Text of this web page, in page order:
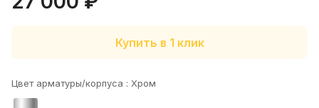
Купить в 1 клик
Цвет арматуры/корпуса : Хром